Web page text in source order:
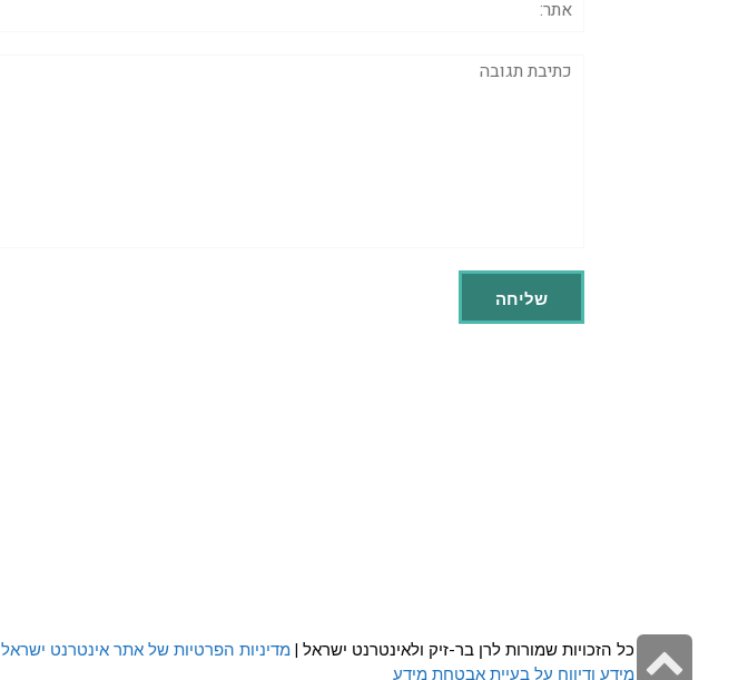
תגובה
כל הזכויות שמורות לרן בר-זיק ולאינטרנט ישראל | מדיניות הפרטיות של אתר אינטרנט ישראל
מידע ודיווח על בעיית אבטחת מידע
גלילה